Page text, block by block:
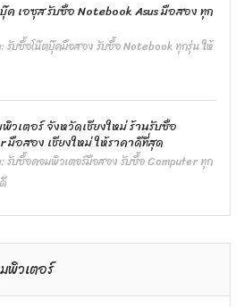
ค เอซุส รับซื้อ Notebook Asus มือสอง ทุก
รับซื้อโน๊ตบุ๊คมือสอง รับซื้อ Notebook ทุกรุ่น ให้
วเตอร์ จังหวัดเชียงใหม่ ร้านรับซื้อ
มือสอง เชียงใหม่ ให้ราคาดีที่สุด
รับซื้อคอมพิวเตอร์มือสอง รับซื้อ Computer ทุก
พิวเตอร์